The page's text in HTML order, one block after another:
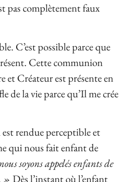
pas complètement faux
C’est possible parce que
Cette communion
et Créateur est présente en
de la vie parce qu’Il me crée
rendue perceptible et
qui nous fait enfant de
soyons appelés enfants de
» Dès l’instant où l’enfant